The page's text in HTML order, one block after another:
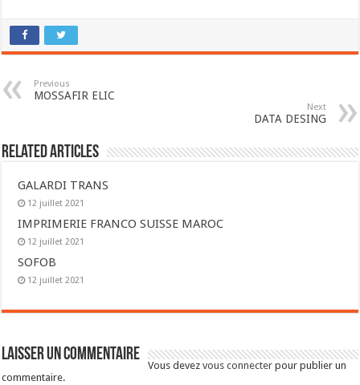
Previous
MOSSAFIR ELIC
Next
DATA DESING
Related Articles
GALARDI TRANS
12 juillet 2021
IMPRIMERIE FRANCO SUISSE MAROC
12 juillet 2021
SOFOB
12 juillet 2021
Laisser un commentaire
Vous devezvous connecter pour publier un
commentaire.